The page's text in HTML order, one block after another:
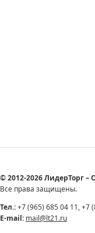
© 2012-2026 ЛидерТорг –
Все права защищены.
Тел.:+7 (965) 685 04 11, +7
E-mail: mail@lt21.ru